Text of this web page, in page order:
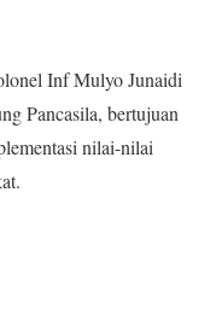
Inf Mulyo Junaidi
Pancasila, bertujuan
nilai-nilai